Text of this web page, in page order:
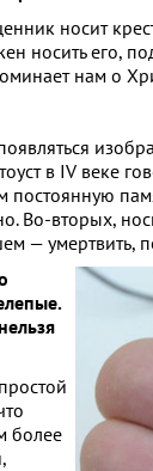
носит
носить его,
нам о
в IV веке
Во-вторых,
— умертвить,
более